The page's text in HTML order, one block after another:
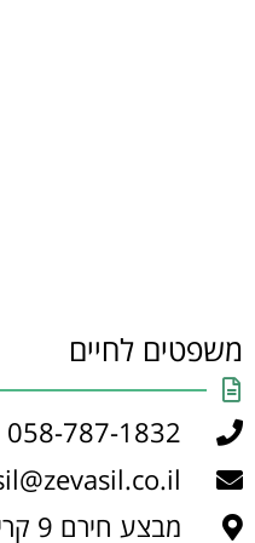
משפטים לחיים
058-787-1832
מבצע חירם 9 קריית גת